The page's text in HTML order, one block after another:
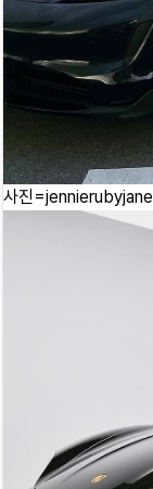
사진=jennierubyjane